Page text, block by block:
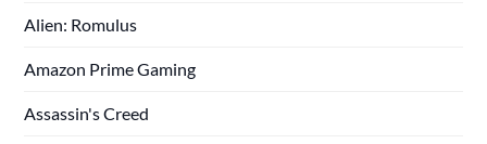
Alien: Romulus
Amazon Prime Gaming
Assassin's Creed